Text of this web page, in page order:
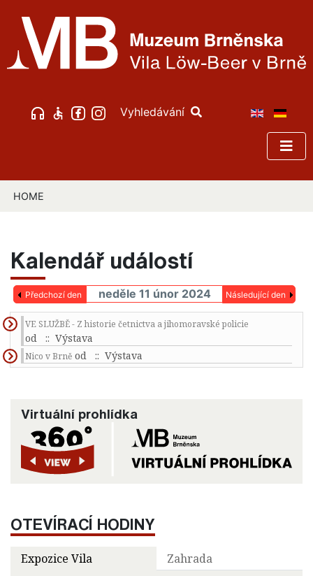
Vyhledávání
HOME
Kalendář událostí
Předchozí den neděle 11 únor 2024 Následující den
VE SLUŽBĚ - Z historie četnictva a jihomoravské policie
od :: Výstava
Nico v Brně od :: Výstava
Virtuální prohlídka
OTEVÍRACÍ HODINY
Expozice Vila Zahrada